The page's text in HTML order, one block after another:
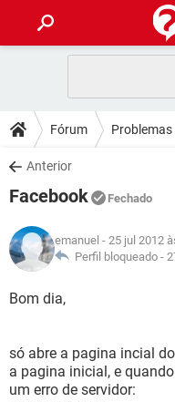
CELULAR
OUTLOOK
INSTAGRAM
GUIA DE COMPRAS
DICAS
JOGOS
INSTAGRAM
GUIA DE COMPRAS
DOWNLOADS
JOGOS
CELULAR
OUTLOOK
INSTAGRAM
JOGOS
CELULAR
OUTLOOK
GUIA DE COMPRAS
GLOSSÁRIO
JOGOS
OUTLOOK
INSTAGRAM
Fórum
Anterior
Facebook Fechado
emanuel - 25 jul 2012
Perfil bloqueado -
Bom dia,
só abre a pagina incial
a pagina inicial, e
um erro de servidor: